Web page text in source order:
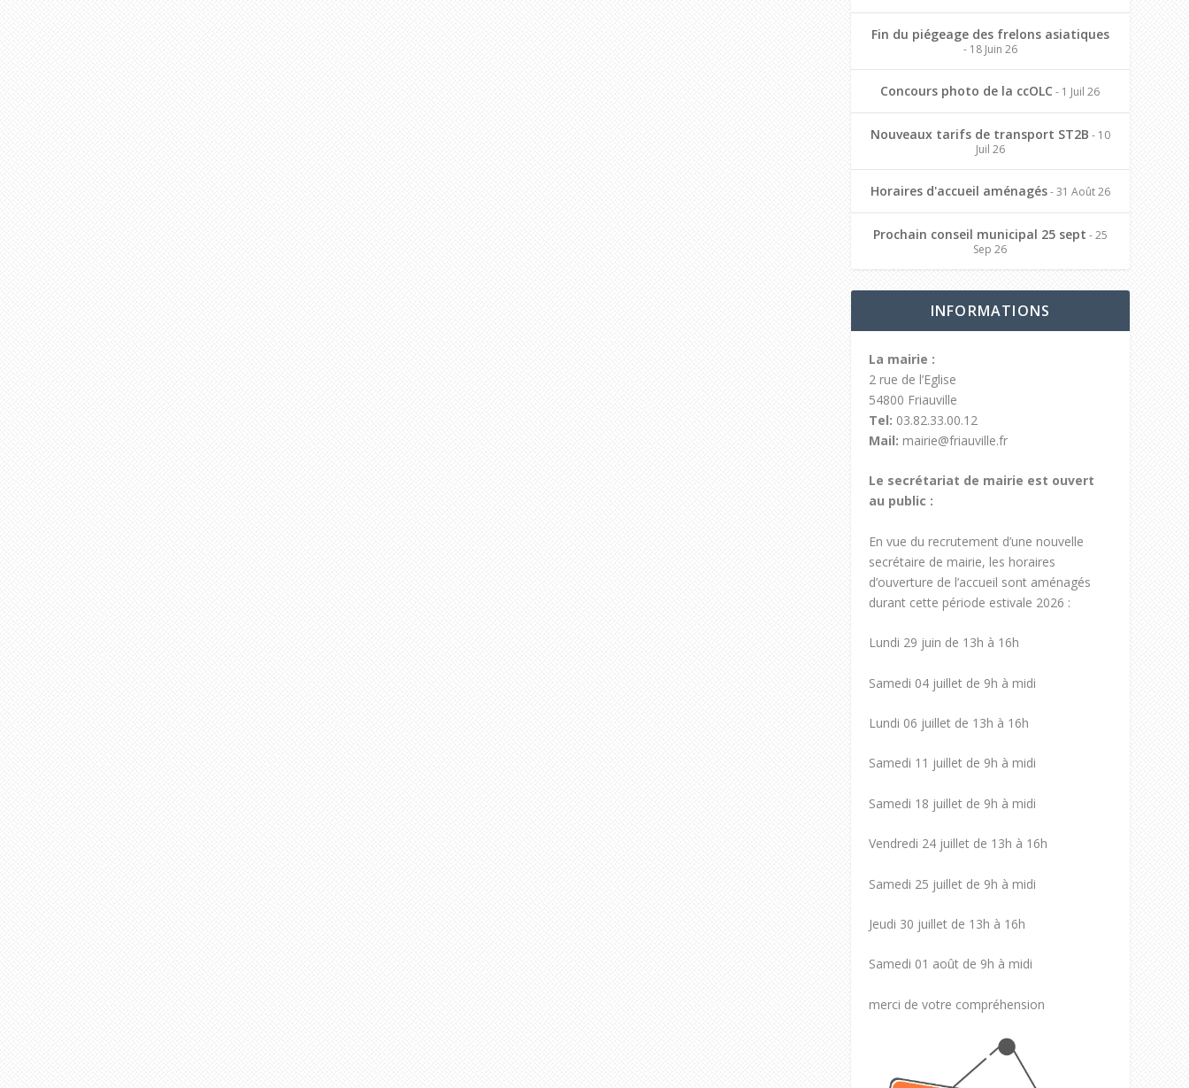
Fin du piégeage des frelons asiatiques
- 18 Juin 26
Concours photo de la ccOLC - 1 Juil 26
Nouveaux tarifs de transport ST2B - 10
Juil 26
Horaires d'accueil aménagés- 31 Août 26
Prochain conseil municipal 25 sept - 25
Sep 26
INFORMATIONS
La mairie :
2 rue de l’Eglise
54800 Friauville
Tel: 03.82.33.00.12
Mail: mairie@friauville.fr
Le secrétariat de mairie est ouvert
au public :
En vue du recrutement d’une nouvelle
secrétaire de mairie, les horaires
d’ouverture de l’accueil sont aménagés
durant cette période estivale 2026 :
Lundi 29 juin de 13h à 16h
Samedi 04 juillet de 9h à midi
Lundi 06 juillet de 13h à 16h
Samedi 11 juillet de 9h à midi
Samedi 18 juillet de 9h à midi
Vendredi 24 juillet de 13h à 16h
Samedi 25 juillet de 9h à midi
Jeudi 30 juillet de 13h à 16h
Samedi 01 août de 9h à midi
merci de votre compréhension